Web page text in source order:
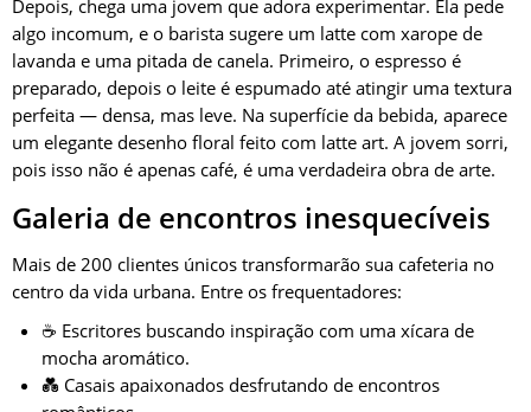
Depois, chega uma jovem que adora experimentar. Ela pede
algo incomum, e o barista sugere um latte com xarope de
lavanda e uma pitada de canela. Primeiro, o espresso é
preparado, depois o leite é espumado até atingir uma textura
perfeita — densa, mas leve. Na superfície da bebida, aparece
um elegante desenho floral feito com latte art. A jovem sorri,
pois isso não é apenas café, é uma verdadeira obra de arte.
Galeria de encontros inesquecíveis
Mais de 200 clientes únicos transformarão sua cafeteria no
centro da vida urbana. Entre os frequentadores:
☕ Escritores buscando inspiração com uma xícara de
mocha aromático.
💑 Casais apaixonados desfrutando de encontros